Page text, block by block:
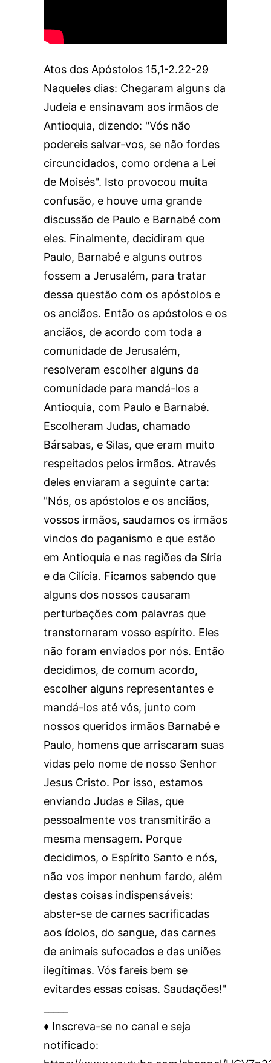
Atos dos Apóstolos 15,1-2.22-29
Naqueles dias: Chegaram alguns da
Judeia e ensinavam aos irmãos de
Antioquia, dizendo: "Vós não
podereis salvar-vos, se não fordes
circuncidados, como ordena a Lei
de Moisés". Isto provocou muita
confusão, e houve uma grande
discussão de Paulo e Barnabé com
eles. Finalmente, decidiram que
Paulo, Barnabé e alguns outros
fossem a Jerusalém, para tratar
dessa questão com os apóstolos e
os anciãos. Então os apóstolos e os
anciãos, de acordo com toda a
comunidade de Jerusalém,
resolveram escolher alguns da
comunidade para mandá-los a
Antioquia, com Paulo e Barnabé.
Escolheram Judas, chamado
Bársabas, e Silas, que eram muito
respeitados pelos irmãos. Através
deles enviaram a seguinte carta:
"Nós, os apóstolos e os anciãos,
vossos irmãos, saudamos os irmãos
vindos do paganismo e que estão
em Antioquia e nas regiões da Síria
e da Cilícia. Ficamos sabendo que
alguns dos nossos causaram
perturbações com palavras que
transtornaram vosso espírito. Eles
não foram enviados por nós. Então
decidimos, de comum acordo,
escolher alguns representantes e
mandá-los até vós, junto com
nossos queridos irmãos Barnabé e
Paulo, homens que arriscaram suas
vidas pelo nome de nosso Senhor
Jesus Cristo. Por isso, estamos
enviando Judas e Silas, que
pessoalmente vos transmitirão a
mesma mensagem. Porque
decidimos, o Espírito Santo e nós,
não vos impor nenhum fardo, além
destas coisas indispensáveis:
abster-se de carnes sacrificadas
aos ídolos, do sangue, das carnes
de animais sufocados e das uniões
ilegítimas. Vós fareis bem se
evitardes essas coisas. Saudações!"
♦️ Inscreva-se no canal e seja
notificado: